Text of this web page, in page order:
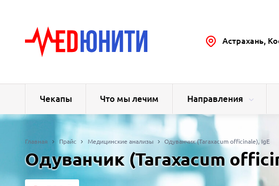
Астрахань,
Чекапы Что мы лечим Направления
Главная Прайс Медицинские анализы Одуванчик (Taraxacum officinale), IgE
Одуванчик (Taraxacum